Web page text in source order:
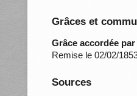
Grâces et
Grâce accordée par
Remise le 02/02/
Sources